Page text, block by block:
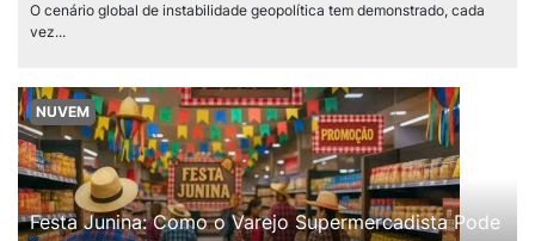
O cenário global de instabilidade geopolítica tem demonstrado, cada
vez...
NUVEM
Festa Junina: Como o Varejo Supermercadista Pode